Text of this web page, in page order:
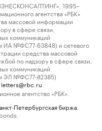
1995–
агентства «РБК»
массовой информации
в сфере связи,
коммуникаций
ИА №ФС77-63848) и сетевого
средства массовой
по надзору в сфере связи,
коммуникаций
ЭЛ №ФС77-82385)
letters@rbc.ru
агентство «РБК».
Петербургская биржа